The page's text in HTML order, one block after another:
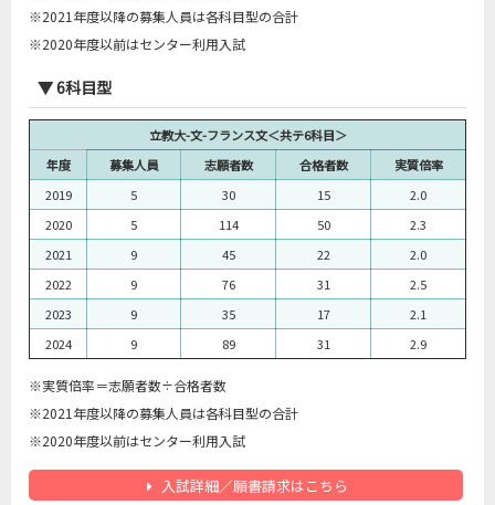
※2021年度以降の募集人員は各科目型の合計
※2020年度以前はセンター利用入試
▼ 6科目型
立教大-文-フランス文＜共テ6科目＞
年度
募集人員 志願者数 合格者数
実質倍率
2019
5 30 15
2.0
2020
5 114 50
2.3
2021
9 45 22
2.0
2022
9 76 31
2.5
2023
9 35 17
2.1
2024
9 89 31 2.9
※実質倍率＝志願者数÷合格者数
※2021年度以降の募集人員は各科目型の合計
※2020年度以前はセンター利用入試
入試詳細／願書請求はこちら